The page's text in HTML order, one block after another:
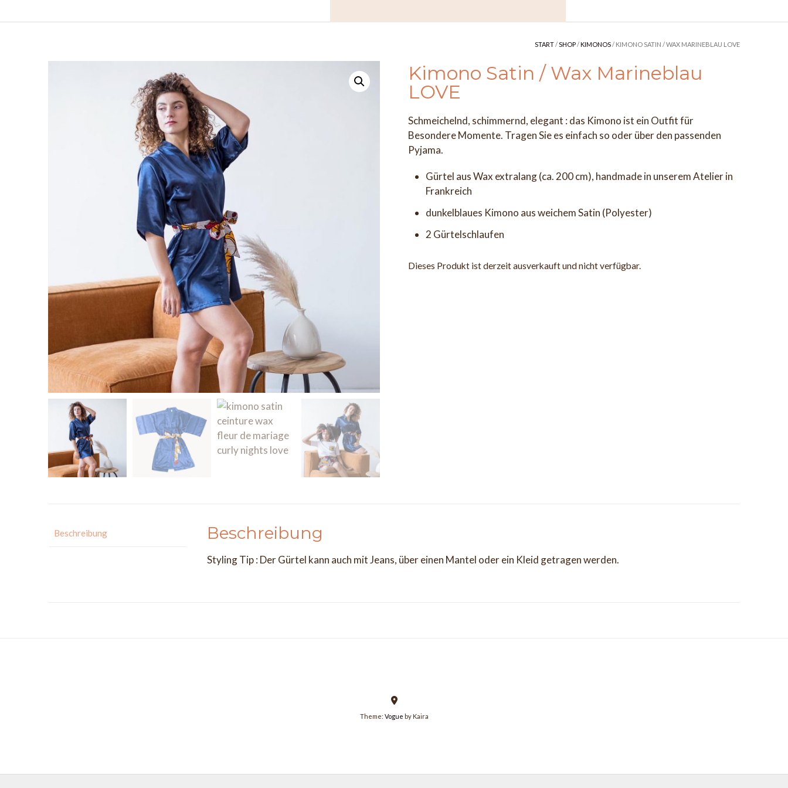
START/SHOP/KIMONOS/ KIMONO SATIN / WAX MARINEBLAU LOVE
Kimono Satin / Wax Marineblau
LOVE
Schmeichelnd, schimmernd, elegant : das Kimono ist ein Outfit für
Besondere Momente. Tragen Sie es einfach so oder über den passenden
Pyjama.
Gürtel aus Wax extralang (ca. 200 cm), handmade in unserem Atelier in
Frankreich
dunkelblaues Kimono aus weichem Satin (Polyester)
2 Gürtelschlaufen
Dieses Produkt ist derzeit ausverkauft und nicht verfügbar.
Beschreibung Beschreibung
Styling Tip : Der Gürtel kann auch mit Jeans, über einen Mantel oder ein Kleid getragen werden.
Theme: Vogue by Kaira